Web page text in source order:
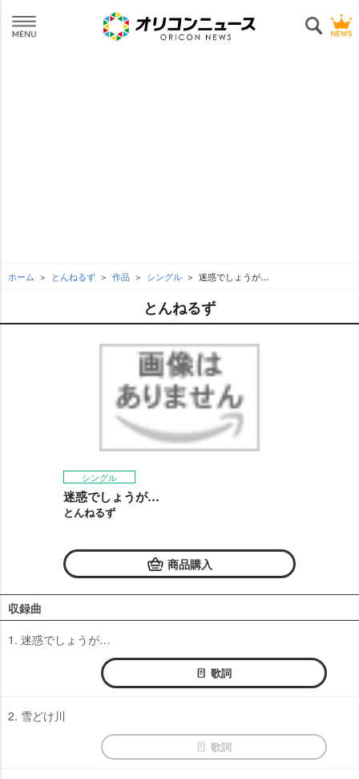
ホーム とんねるず 作品 シングル 迷惑でしょうが…
とんねるず
シングル
迷惑でしょうが…
とんねるず
商品購入
収録曲
1. 迷惑でしょうが…
歌詞
2. 雪どけ川
歌詞